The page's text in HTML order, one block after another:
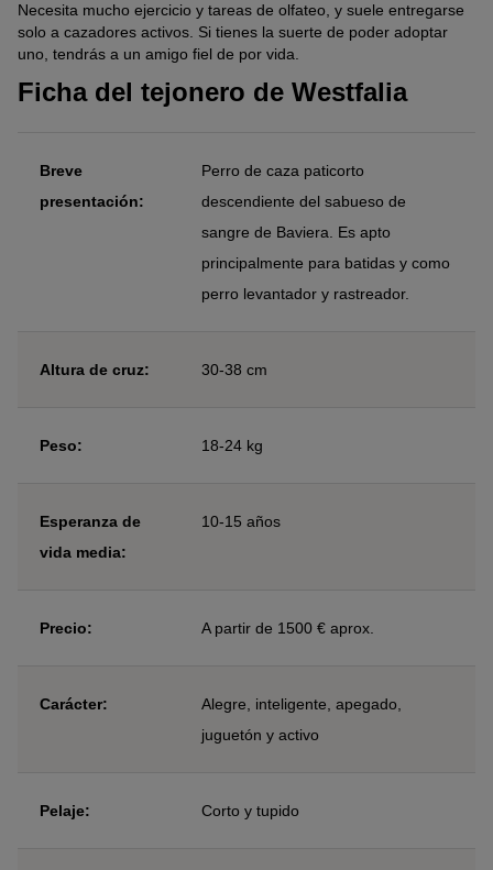
Necesita mucho ejercicio y tareas de olfateo, y suele entregarse
solo a cazadores activos. Si tienes la suerte de poder adoptar
uno, tendrás a un amigo fiel de por vida.
Ficha del tejonero de Westfalia
Breve
presentación:
Perro de caza paticorto
descendiente del sabueso de
sangre de Baviera. Es apto
principalmente para batidas y como
perro levantador y rastreador.
Altura de cruz: 30-38 cm
Peso: 18-24 kg
Esperanza de
vida media:
10-15 años
Precio: A partir de 1500 € aprox.
Carácter:
Alegre, inteligente, apegado,
juguetón y activo
Pelaje: Corto y tupido